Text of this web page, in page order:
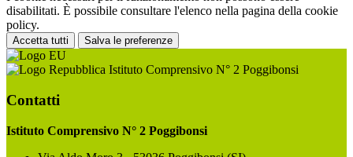
disabilitati. È possibile consultare l'elenco nella pagina della cookie
policy.
Accetta tutti Salva le preferenze
Istituto Comprensivo N° 2 Poggibonsi
Contatti
Istituto Comprensivo N° 2 Poggibonsi